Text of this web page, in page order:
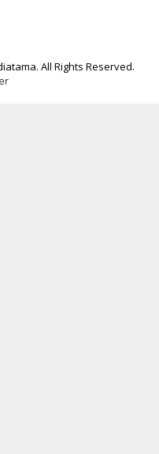
All Rights Reserved.